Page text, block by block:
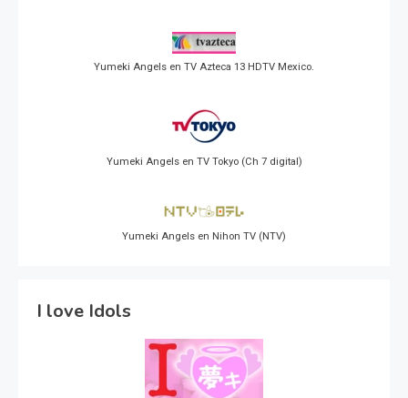
Yumeki Angels en TV Azteca 13 HDTV Mexico.
Yumeki Angels en TV Tokyo (Ch 7 digital)
Yumeki Angels en Nihon TV (NTV)
I love Idols